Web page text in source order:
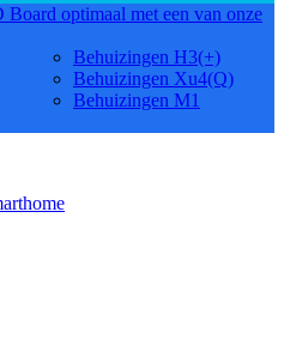
optimaal met een van onze
Behuizingen H3(+)
Behuizingen Xu4(Q)
Behuizingen M1